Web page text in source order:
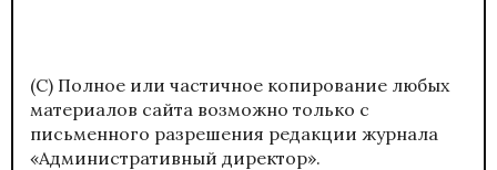
(С) Полное или частичное копирование любых
материалов сайта возможно только с
письменного разрешения редакции журнала
«Административный директор».